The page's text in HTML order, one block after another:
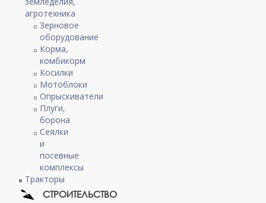
агротехника
Зерновое
оборудование
Корма,
комбикорм
Косилки
Мотоблоки
Опрыскиватели
Плуги,
борона
Сеялки
и
посевные
комплексы
Тракторы
СТРОИТЕЛЬСТВО